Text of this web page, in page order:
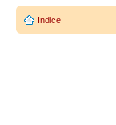
Indice